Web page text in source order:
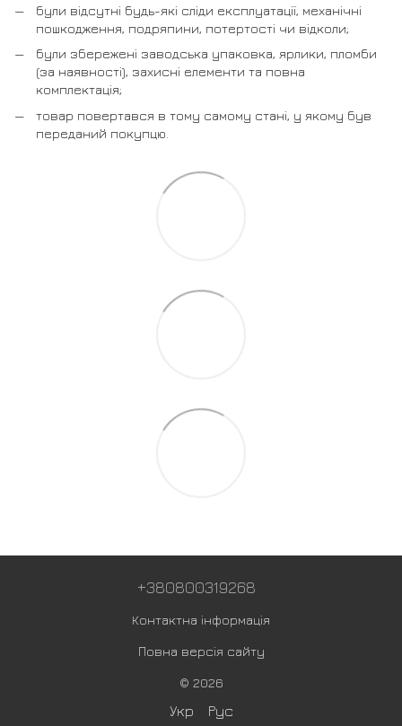
були відсутні будь-які сліди експлуатації, механічні
пошкодження, подряпини, потертості чи відколи;
були збережені заводська упаковка, ярлики, пломби
(за наявності), захисні елементи та повна
комплектація;
товар повертався в тому самому стані, у якому був
переданий покупцю.
+380800319268
Контактна інформація
Повна версія сайту
© 2026
Укр Рус